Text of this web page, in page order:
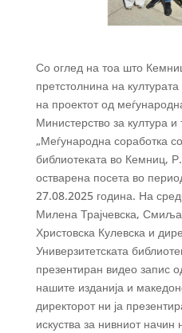
Со оглед на тоа што
претстолнина на
на проектот од
Министерство за култура
„Меѓународна соработка
библиотеката во Кемниц,
остварена посета во
27.08.2025 година. На
Милена Трајчевска, Смиља
Христовска Кулевска и
Универзитетската
презентиран видео запис
нашите изданија и
директорот ни ја
искуства за нивниот начин